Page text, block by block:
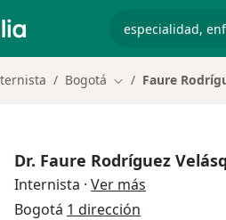
Bogotá Cambiar de ciudad
Faure
Dr. Faure Rodríguez
Internista · Ver más
Bogotá 1 dirección